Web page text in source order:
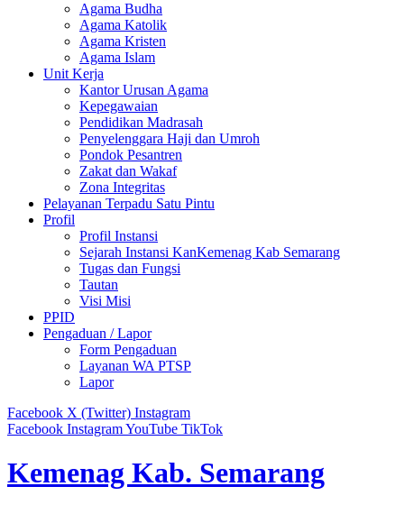
Agama Budha
Agama Katolik
Agama Kristen
Agama Islam
Unit Kerja
Kantor Urusan Agama
Kepegawaian
Pendidikan Madrasah
Penyelenggara Haji dan Umroh
Pondok Pesantren
Zakat dan Wakaf
Zona Integritas
Pelayanan Terpadu Satu Pintu
Profil
Profil Instansi
Sejarah Instansi KanKemenag Kab Semarang
Tugas dan Fungsi
Tautan
Visi Misi
PPID
Pengaduan / Lapor
Form Pengaduan
Layanan WA PTSP
Lapor
Facebook X (Twitter) Instagram
Facebook InstagramYouTube TikTok
Kemenag Kab. Semarang